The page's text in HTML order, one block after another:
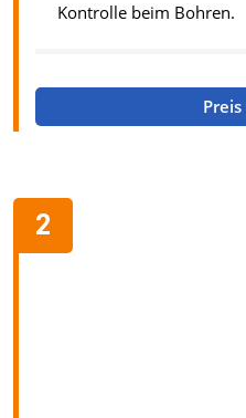
Kontrolle beim Bohren.